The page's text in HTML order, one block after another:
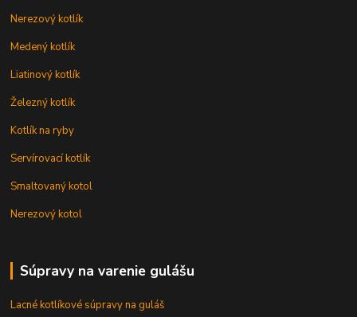
Nerezový kotlík
Medený kotlík
Liatinový kotlík
Železný kotlík
Kotlík na ryby
Servírovací kotlík
Smaltovaný kotol
Nerezový kotol
Súpravy na varenie gulášu
Lacné kotlíkové súpravy na guláš